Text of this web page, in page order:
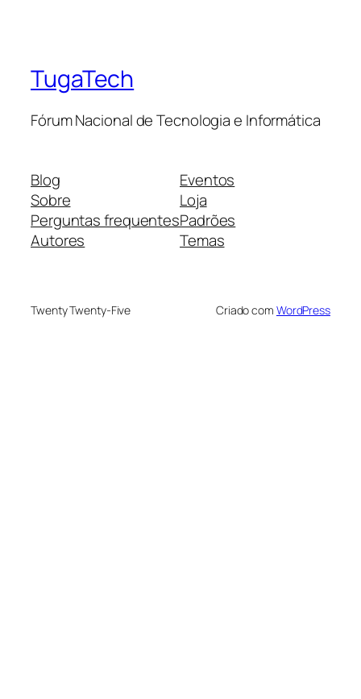
TugaTech
Fórum Nacional de Tecnologia e Informática
Blog
Sobre
Perguntas frequentes
Autores
Eventos
Loja
Padrões
Temas
Twenty Twenty-Five Criado com WordPress